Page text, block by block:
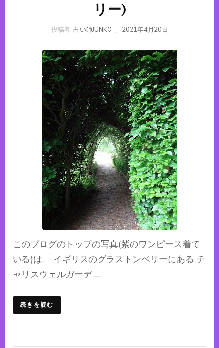
リー)
投稿者: 占い師JUNKO 、 2021年4月20日
このブログのトップの写真(紫のワンピース着て
いる)は、 イギリスのグラストンベリーにある チ
ャリスウェルガーデ …
続きを読む